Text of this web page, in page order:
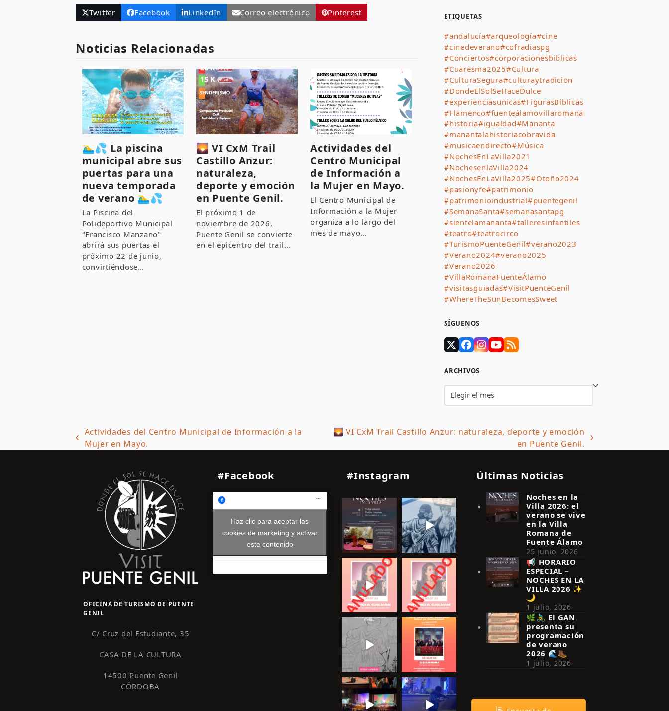
Twitter Facebook LinkedIn Correo electrónico Pinterest
Noticias Relacionadas
🏊‍♂️💦 La piscina
municipal abre sus
puertas para una
nueva temporada
de verano 🏊‍♂️💦
La Piscina del
Polideportivo Municipal
"Francisco Manzano"
abrirá sus puertas el
próximo 22 de junio,
convirtiéndose…
🌄 VI CxM Trail
Castillo Anzur:
naturaleza,
deporte y emoción
en Puente Genil.
El próximo 1 de
noviembre de 2026,
Puente Genil se convierte
en el epicentro del trail…
Actividades del
Centro Municipal
de Información a
la Mujer en Mayo.
El Centro Municipal de
Información a la Mujer
organiza a lo largo del
mes de mayo…
ETIQUETAS
#andalucía#arqueología#cine
#cinedeverano#cofradiaspg
#Conciertos#corporacionesbiblicas
#Cuaresma2025#Cultura
#CulturaSegura#culturaytradicion
#DondeElSolSeHaceDulce
#experienciasunicas#FigurasBíblicas
#Flamenco#fuenteálamovillaromana
#historia#igualdad#Mananta
#manantalahistoriacobravida
#musicaendirecto#Música
#NochesEnLaVilla2021
#NochesenlaVilla2024
#NochesEnLaVilla2025#Otoño2024
#pasionyfe#patrimonio
#patrimonioindustrial#puentegenil
#SemanaSanta#semanasantapg
#sientelamananta#talleresinfantiles
#teatro#teatrocirco
#TurismoPuenteGenil#verano2023
#Verano2024#verano2025
#Verano2026
#VillaRomanaFuenteÁlamo
#visitasguiadas#VisitPuenteGenil
#WhereTheSunBecomesSweet
SÍGUENOS
Twitter
Facebook
Instagram
YouTube
RSS
ARCHIVOS
Archivos
previous
Actividades del Centro Municipal de Información a la
Mujer en Mayo.
🌄 VI CxM Trail Castillo Anzur: naturaleza, deporte y emoción
en Puente Genil.
OFICINA DE TURISMO DE PUENTE
GENIL
C/ Cruz del Estudiante, 35
CASA DE LA CULTURA
14500 Puente Genil
CÓRDOBA
#Facebook
Haz clic para aceptar las
cookies de marketing y activar
este contenido
#Instagram Últimas Noticias
Noches en la
Villa 2026: el
verano se vive
en la Villa
Romana de
Fuente Álamo
25 junio, 2026
📢 HORARIO
ESPECIAL –
NOCHES EN LA
VILLA 2026 ✨
🌙
1 julio, 2026
🌿🚴‍♂️ El GAN
presenta su
programación
de verano
2026 🌊🥾
1 julio, 2026